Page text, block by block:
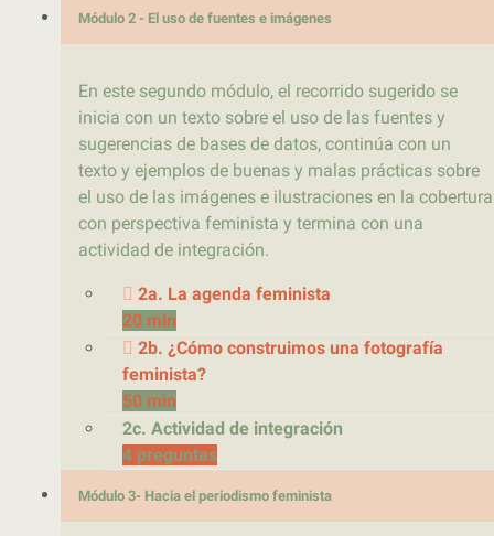
Módulo 2 - El uso de fuentes e imágenes
En este segundo módulo, el recorrido sugerido se
inicia con un texto sobre el uso de las fuentes y
sugerencias de bases de datos, continúa con un
texto y ejemplos de buenas y malas prácticas sobre
el uso de las imágenes e ilustraciones en la cobertura
con perspectiva feminista y termina con una
actividad de integración.
2a. La agenda feminista
20 min
2b. ¿Cómo construimos una fotografía
feminista?
50 min
2c. Actividad de integración
4 preguntas
Módulo 3- Hacia el periodismo feminista